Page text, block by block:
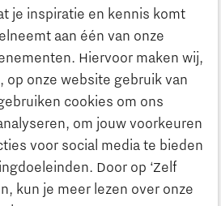
je inspiratie en kennis komt
aan één van onze
Hiervoor maken wij,
op onze website gebruik van
cookies om ons
om jouw voorkeuren
voor social media te bieden
Door op ‘Zelf
kun je meer lezen over onze